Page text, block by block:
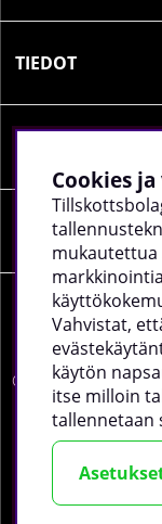
TIEDOT
YRITYKSEN
© 2026
Cookies
mukautettua
Vahvistat,
käytön
itse milloin
tallennetaan